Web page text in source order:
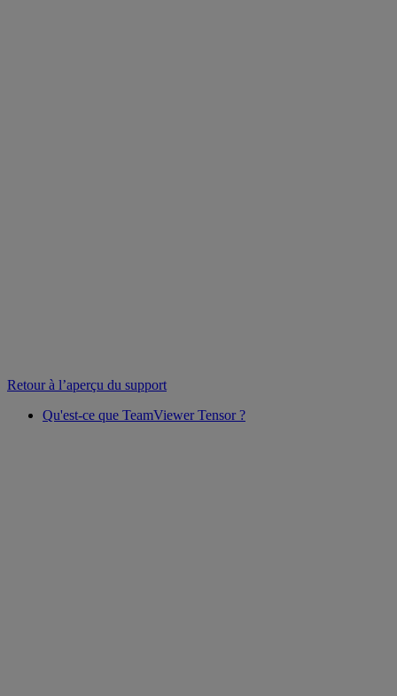
Retour à l’aperçu du support
Qu'est-ce que TeamViewer Tensor ?